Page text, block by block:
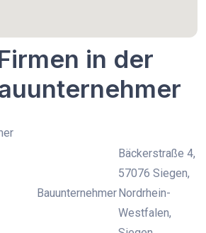
in der
Bauunternehmer
Bäckerstraße 4,
57076 Siegen,
Nordrhein-
Westfalen,